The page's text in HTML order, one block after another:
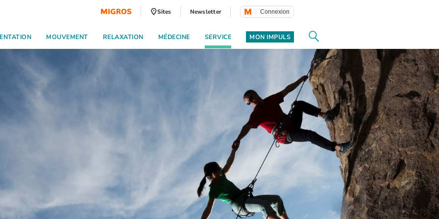
Sites Newsletter Connexion
MOUVEMENT RELAXATION MÉDECINE SERVICE MON IMPULS